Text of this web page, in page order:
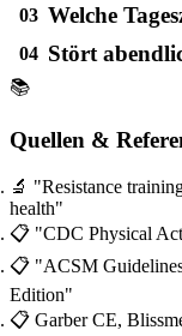
03 Welche
04 Stört
📚
Quellen &
🔬 "Resistance
health"
📋 "CDC Physical
📋 "ACSM
Edition"
📋 Garber CE,